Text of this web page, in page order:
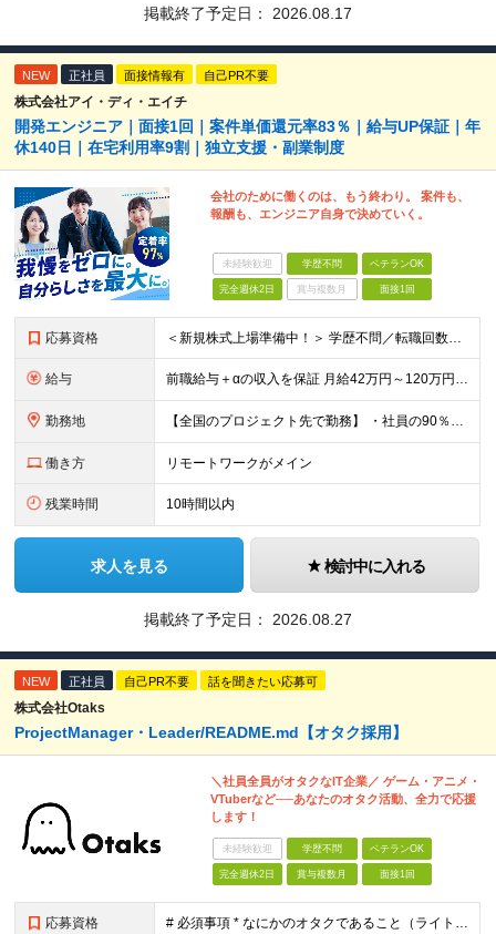
掲載終了予定日： 2026.08.17
NEW 正社員 面接情報有 自己PR不要
株式会社アイ・ディ・エイチ
開発エンジニア｜面接1回｜案件単価還元率83％｜給与UP保証｜年
休140日｜在宅利用率9割｜独立支援・副業制度
会社のために働くのは、もう終わり。 案件も、
報酬も、エンジニア自身で決めていく。
未経験歓迎 学歴不問 ベテランOK
完全週休2日 賞与複数月 面接1回
応募資格 ＜新規株式上場準備中！＞ 学歴不問／転職回数不問／20代～50代の幅広い年代が活躍中です！ ▼必須要件 何らかのシステム開発経験をお持ちの方（開発・インフラ不問） ▼歓迎条件 プロジェクトマネジメ
給与 前職給与＋αの収入を保証 月給42万円～120万円＋各種手当＋賞与 給与基準が明確かつ高還元です。 一人ひとりが安定した環境のもと、長く活躍できる職場を目指しています。 ※平均年収650万円 ・還
勤務地 【全国のプロジェクト先で勤務】 ・社員の90％以上がリモートワークを導入 ・フルリモートで全国各地から勤務可 【本社】 埼玉県草加市谷塚町580-1 エスワンプラザ3F-1 【東京営業所】 東京都
働き方 リモートワークがメイン
残業時間 10時間以内
求人を見る 検討中に入れる
掲載終了予定日： 2026.08.27
NEW 正社員 自己PR不要 話を聞きたい応募可
株式会社Otaks
ProjectManager・Leader/README.md【オタク採用】
＼社員全員がオタクなIT企業／ ゲーム・アニメ・
VTuberなど──あなたのオタク活動、全力で応援
します！
未経験歓迎 学歴不問 ベテランOK
完全週休2日 賞与複数月 面接1回
応募資格 # 必須事項 * なにかのオタクであること（ライト・ヘビー問わず） * ITエンジニア（開発・インフラ問わず）として5年以上の実務経験 # こんな方はぜひご応募ください！ * 趣味も仕事も全力で楽し